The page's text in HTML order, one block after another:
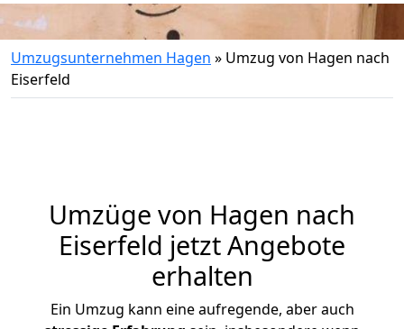
Umzugsunternehmen Hagen » Umzug von Hagen nach
Eiserfeld
Umzüge von Hagen nach
Eiserfeld jetzt Angebote
erhalten
Ein Umzug kann eine aufregende, aber auch